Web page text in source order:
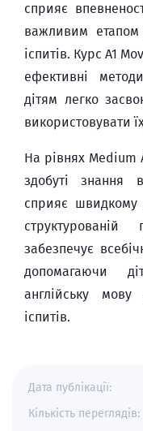
сприяє
важливим етапом
іспитів. Курс A1
ефективні
дітям легко
використовувати
На рівнях Medium
здобуті знання
сприяє швидкому
забезпечує
допомагаючи
англійську
іспитів.
Дата публікації:
Кількість переглядів: